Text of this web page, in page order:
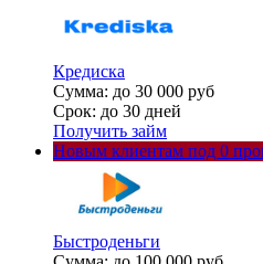
Кредиска
Сумма: до 30 000 руб
Срок: до 30 дней
Получить займ
Новым клиентам под 0
Быстроденьги